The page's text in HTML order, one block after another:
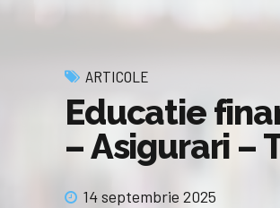
ARTICOLE
Educatie
– Asigurari –
14 septembrie 2025